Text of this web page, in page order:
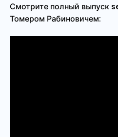
Смотрите полный выпуск
Томером Рабиновичем: